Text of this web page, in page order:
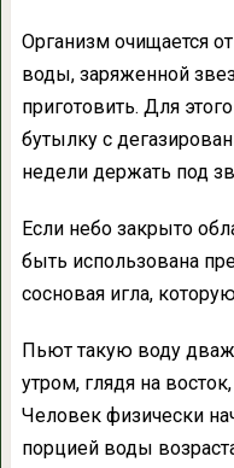
Организм очищается
воды, заряженной
приготовить. Для
бутылку с
недели держать под
Если небо закрыто
быть использована
сосновая игла,
Пьют такую воду
утром, глядя на
Человек физически
порцией воды